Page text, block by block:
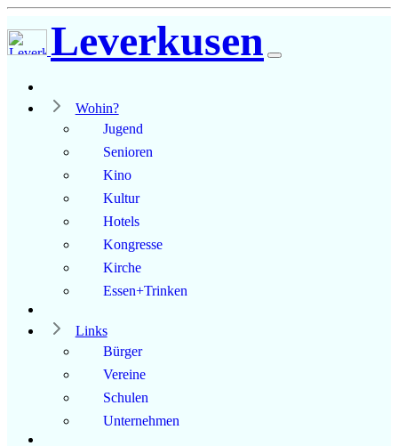
Leverkusen
Wohin?
Jugend
Senioren
Kino
Kultur
Hotels
Kongresse
Kirche
Essen+Trinken
Links
Bürger
Vereine
Schulen
Unternehmen